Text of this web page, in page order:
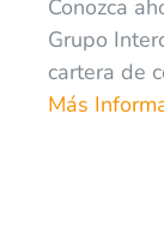
Conozca
Grupo
cartera de
Más